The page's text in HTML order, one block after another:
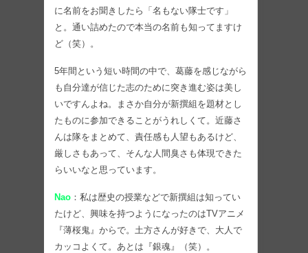
に名前をお聞きしたら「名もない隊士です」
と。通い詰めたので本当の名前も知ってますけ
ど（笑）。
5年間という短い時間の中で、葛藤を感じながら
も自分達が信じた志のために突き進む姿は美し
いですんよね。まさか自分が新撰組を題材とし
たものに参加できることがうれしくて。近藤さ
んは隊をまとめて、責任感も人望もあるけど、
厳しさもあって、そんな人間臭さも体現できた
らいいなと思っています。
Nao ：私は歴史の授業などで新撰組は知ってい
たけど、興味を持つようになったのはTVアニメ
『薄桜鬼』からで。土方さんが好きで、大人で
カッコよくて。あとは『銀魂』（笑）。